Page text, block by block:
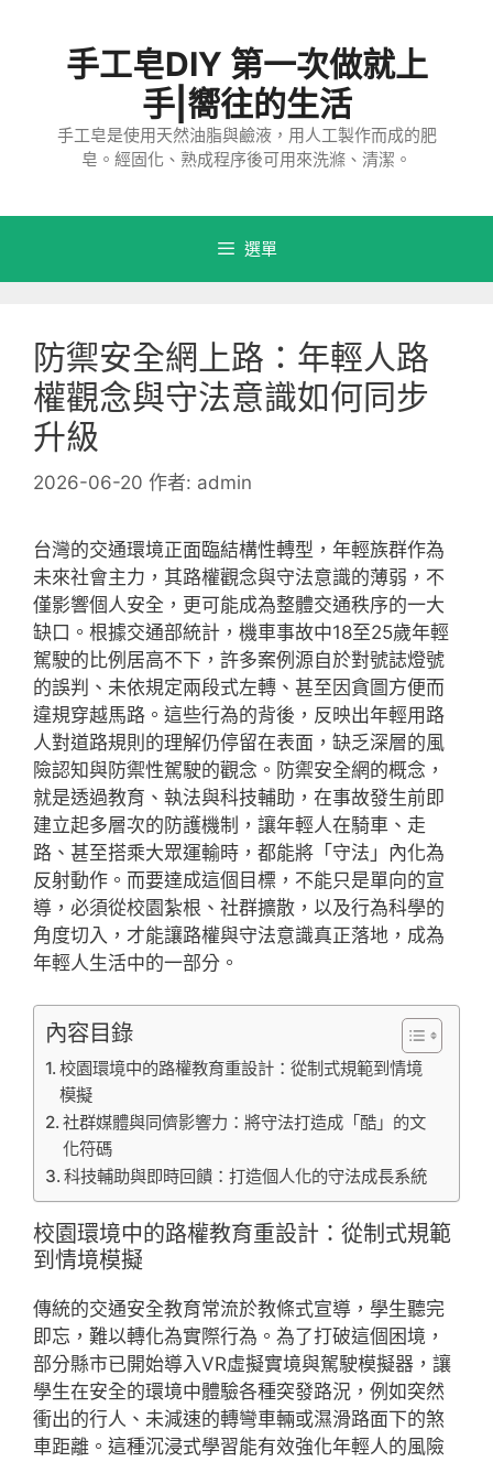
手工皂DIY 第一次做就上
手|嚮往的生活
手工皂是使用天然油脂與鹼液，用人工製作而成的肥
皂。經固化、熟成程序後可用來洗滌、清潔。
選單
防禦安全網上路：年輕人路
權觀念與守法意識如何同步
升級
2026-06-20 作者: admin
台灣的交通環境正面臨結構性轉型，年輕族群作為
未來社會主力，其路權觀念與守法意識的薄弱，不
僅影響個人安全，更可能成為整體交通秩序的一大
缺口。根據交通部統計，機車事故中18至25歲年輕
駕駛的比例居高不下，許多案例源自於對號誌燈號
的誤判、未依規定兩段式左轉、甚至因貪圖方便而
違規穿越馬路。這些行為的背後，反映出年輕用路
人對道路規則的理解仍停留在表面，缺乏深層的風
險認知與防禦性駕駛的觀念。防禦安全網的概念，
就是透過教育、執法與科技輔助，在事故發生前即
建立起多層次的防護機制，讓年輕人在騎車、走
路、甚至搭乘大眾運輸時，都能將「守法」內化為
反射動作。而要達成這個目標，不能只是單向的宣
導，必須從校園紮根、社群擴散，以及行為科學的
角度切入，才能讓路權與守法意識真正落地，成為
年輕人生活中的一部分。
內容目錄
校園環境中的路權教育重設計：從制式規範到情境
模擬
社群媒體與同儕影響力：將守法打造成「酷」的文
化符碼
科技輔助與即時回饋：打造個人化的守法成長系統
校園環境中的路權教育重設計：從制式規範
到情境模擬
傳統的交通安全教育常流於教條式宣導，學生聽完
即忘，難以轉化為實際行為。為了打破這個困境，
部分縣市已開始導入VR虛擬實境與駕駛模擬器，讓
學生在安全的環境中體驗各種突發路況，例如突然
衝出的行人、未減速的轉彎車輛或濕滑路面下的煞
車距離。這種沉浸式學習能有效強化年輕人的風險